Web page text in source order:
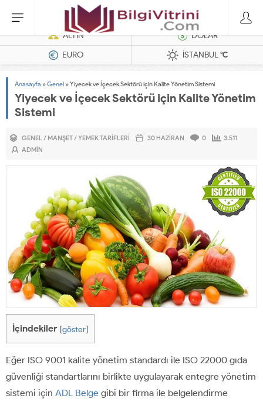
Dizel Jeneratörler
ALTIN
DOLAR
EURO
İSTANBUL°C
Anasayfa »Genel »Yiyecek ve İçecek Sektörü için Kalite Yönetim Sistemi
Yiyecek ve İçecek Sektörü için Kalite Yönetim
Sistemi
GENEL/ MANŞET/YEMEK TARIFLERI 30 HAZIRAN 0
3.511
ADMIN
İçindekiler [göster]
Eğer ISO 9001 kalite yönetim standardı ile ISO 22000 gıda
güvenliği standartlarını birlikte uygulayarak entegre yönetim
sistemi için ADL Belge gibi bir firma ile belgelendirme